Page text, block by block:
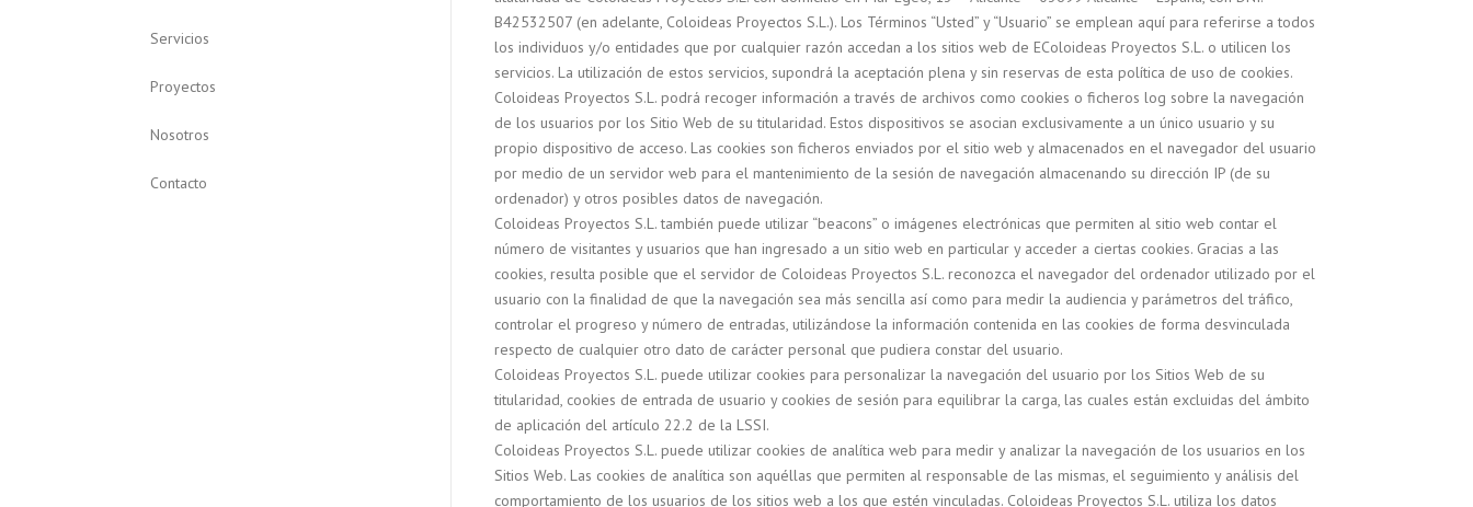
B42532507 (en adelante, Coloideas Proyectos S.L.). Los Términos “Usted” y “Usuario” se emplean aquí para referirse a todos
los individuos y/o entidades que por cualquier razón accedan a los sitios web de EColoideas Proyectos S.L. o utilicen los
servicios. La utilización de estos servicios, supondrá la aceptación plena y sin reservas de esta política de uso de cookies.
Coloideas Proyectos S.L. podrá recoger información a través de archivos como cookies o ficheros log sobre la navegación
de los usuarios por los Sitio Web de su titularidad. Estos dispositivos se asocian exclusivamente a un único usuario y su
propio dispositivo de acceso. Las cookies son ficheros enviados por el sitio web y almacenados en el navegador del usuario
por medio de un servidor web para el mantenimiento de la sesión de navegación almacenando su dirección IP (de su
ordenador) y otros posibles datos de navegación.
Coloideas Proyectos S.L. también puede utilizar “beacons” o imágenes electrónicas que permiten al sitio web contar el
número de visitantes y usuarios que han ingresado a un sitio web en particular y acceder a ciertas cookies. Gracias a las
cookies, resulta posible que el servidor de Coloideas Proyectos S.L. reconozca el navegador del ordenador utilizado por el
usuario con la finalidad de que la navegación sea más sencilla así como para medir la audiencia y parámetros del tráfico,
controlar el progreso y número de entradas, utilizándose la información contenida en las cookies de forma desvinculada
respecto de cualquier otro dato de carácter personal que pudiera constar del usuario.
Coloideas Proyectos S.L. puede utilizar cookies para personalizar la navegación del usuario por los Sitios Web de su
titularidad, cookies de entrada de usuario y cookies de sesión para equilibrar la carga, las cuales están excluidas del ámbito
de aplicación del artículo 22.2 de la LSSI.
Coloideas Proyectos S.L. puede utilizar cookies de analítica web para medir y analizar la navegación de los usuarios en los
Sitios Web. Las cookies de analítica son aquéllas que permiten al responsable de las mismas, el seguimiento y análisis del
comportamiento de los usuarios de los sitios web a los que estén vinculadas. Coloideas Proyectos S.L. utiliza los datos
Servicios
Proyectos
Nosotros
Contacto